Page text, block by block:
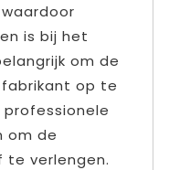
is bij het
om de
op te
om de
te verlengen.